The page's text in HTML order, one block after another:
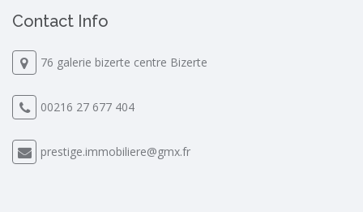
Contact Info
76 galerie bizerte centre Bizerte
00216 27 677 404
prestige.immobiliere@gmx.fr